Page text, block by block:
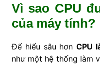
Vì sao CPU
của máy tính?
Để hiểu sâu hơnCPU
như một hệ thống làm